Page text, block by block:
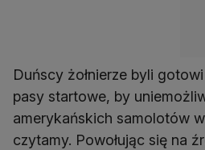
Duńscy żołnierze byli
pasy startowe, by
amerykańskich samolotów
czytamy. Powołując się na